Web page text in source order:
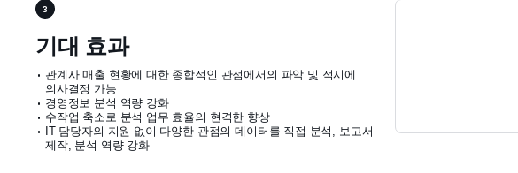
3
기대 효과
관계사 매출 현황에 대한 종합적인 관점에서의 파악 및 적시에
의사결정 가능
경영정보 분석 역량 강화
수작업 축소로 분석 업무 효율의 현격한 향상
IT 담당자의 지원 없이 다양한 관점의 데이터를 직접 분석, 보고서
제작, 분석 역량 강화